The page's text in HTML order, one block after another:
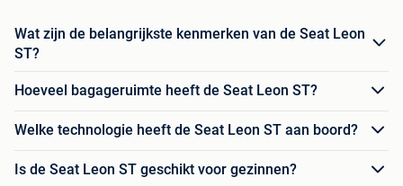
Wat zijn de belangrijkste kenmerken van de Seat Leon
ST?
Hoeveel bagageruimte heeft de Seat Leon ST?
Welke technologie heeft de Seat Leon ST aan boord?
Is de Seat Leon ST geschikt voor gezinnen?